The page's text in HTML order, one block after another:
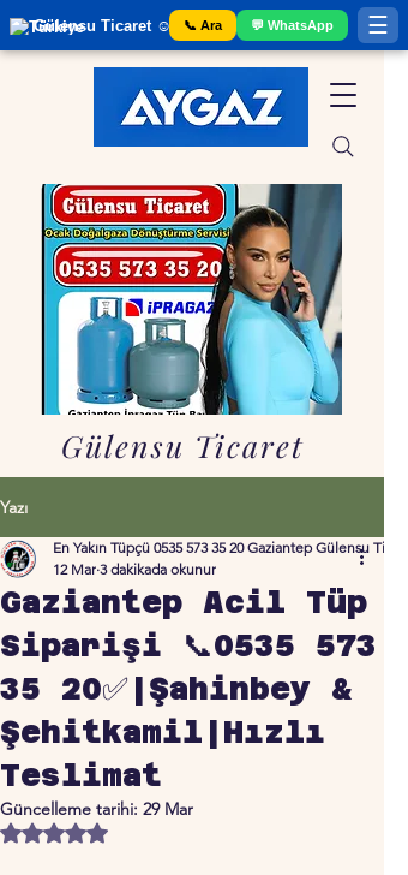
Gülensu Ticaret ☺️ Gaziantep Tüp Bayii
📞 Ara 💬 WhatsApp ☰
Gülensu Ticaret
Yazı
Gaziantep Acil Tüp
Siparişi 📞0535 573
35 20✅|Şahinbey &
Şehitkamil|Hızlı
Teslimat
En Yakın Tüpçü 0535 573 35 20 Gaziantep Gülensu Ticaret
12 Mar 3 dakikada okunur
Güncelleme tarihi: 29 Mar
5 üzerinden NaN yıldız